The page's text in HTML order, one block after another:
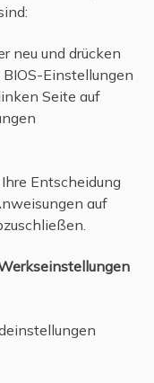
neu und drücken
Einstellungen
Seite auf
Entscheidung
auf